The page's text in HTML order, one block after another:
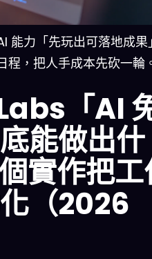
能力「先玩出可落地成果
程，把人手成本先砍一輪
「AI
能做出什
實作把
（2026